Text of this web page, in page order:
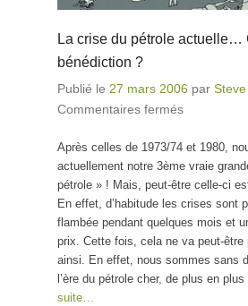
La crise du pétrole actuelle…
bénédiction ?
Publié le 27 mars 2006 par Steve
Commentaires fermés
Après celles de 1973/74 et 1980,
actuellement notre 3ème vraie
pétrole » ! Mais, peut-être celle-ci
En effet, d’habitude les crises sont
flambée pendant quelques mois et
prix. Cette fois, cela ne va peut-être
ainsi. En effet, nous sommes sans
l’ère du pétrole cher, de plus en plus
suite…